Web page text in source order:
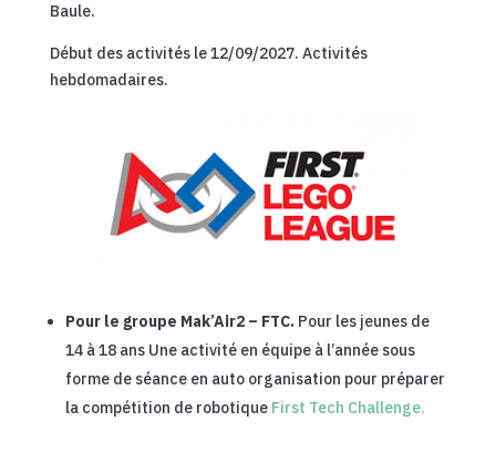
Baule.
Début des activités le 12/09/2027. Activités
hebdomadaires.
Pour le groupe Mak’Air2 – FTC.Pour les jeunes de
14 à 18 ans Une activité en équipe à l’année sous
forme de séance en auto organisation pour préparer
la compétition de robotique First Tech Challenge.